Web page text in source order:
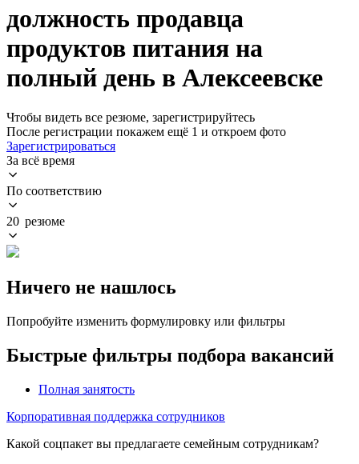
должность продавца
продуктов питания на
полный день в Алексеевске
Чтобы видеть все резюме, зарегистрируйтесь
После регистрации покажем ещё 1 и откроем фото
Зарегистрироваться
За всё время
По соответствию
20 резюме
Ничего не нашлось
Попробуйте изменить формулировку или фильтры
Быстрые фильтры подбора вакансий
Полная занятость
Корпоративная поддержка сотрудников
Какой соцпакет вы предлагаете семейным сотрудникам?